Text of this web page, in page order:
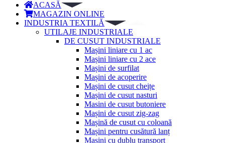
ACASĂ
MAGAZIN ONLINE
INDUSTRIA TEXTILĂ
UTILAJE INDUSTRIALE
DE CUSUT INDUSTRIALE
Mașini liniare cu 1 ac
Mașini liniare cu 2 ace
Mașini de surfilat
Mașini de acoperire
Mașini de cusut cheițe
Mașini de cusut nasturi
Masini de cusut butoniere
Mașini de cusut zig-zag
Mașină de cusut cu coloană
Mașini pentru cusătură lanț
Mașini cu dublu transport